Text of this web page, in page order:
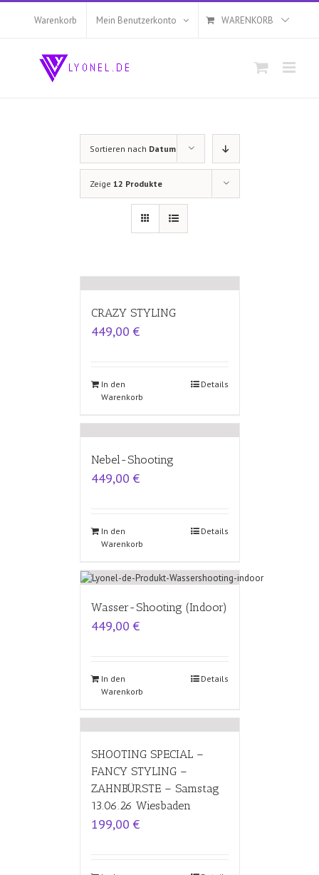
Zum
Warenkorb Mein Benutzerkonto WARENKORB
Sortieren nach Datum
Zeige 12 Produkte
CRAZY STYLING
449,00 €
In den
Warenkorb
Details
Nebel-Shooting
449,00 €
In den
Warenkorb
Details
Wasser-Shooting (Indoor)
449,00 €
In den
Warenkorb
Details
SHOOTING SPECIAL –
FANCY STYLING –
ZAHNBÜRSTE – Samstag
13.06.26 Wiesbaden
199,00 €